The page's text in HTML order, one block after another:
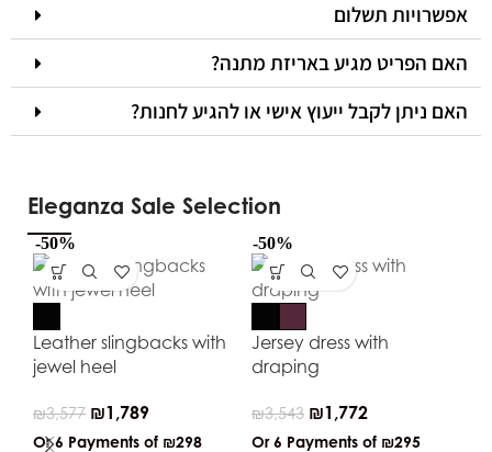
אפשרויות תשלום
האם הפריט מגיע באריזת מתנה?
האם ניתן לקבל ייעוץ אישי או להגיע לחנות?
Eleganza Sale Selection
-50%
Leather slingbacks with
jewel heel
₪3,577 ₪1,789
Or 6 Payments of ₪298
-50%
Jersey dress with
draping
₪3,543 ₪1,772
Or 6 Payments of ₪295